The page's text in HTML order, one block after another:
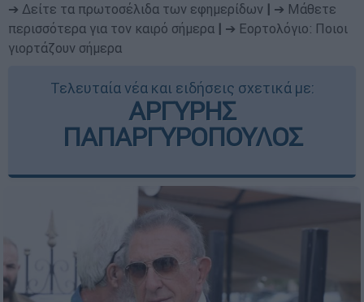
➔ Δείτε τα πρωτοσέλιδα των εφημερίδων
➔ Μάθετε
περισσότερα για τον καιρό σήμερα
➔ Εορτολόγιο: Ποιοι
γιορτάζουν σήμερα
Τελευταία νέα και ειδήσεις σχετικά με:
ΑΡΓΥΡΗΣ
ΠΑΠΑΡΓΥΡΟΠΟΥΛΟΣ